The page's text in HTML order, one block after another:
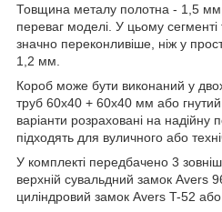
Товщина металу полотна - 1,5
переваг моделі. У цьому сегменті
значно переконливіше, ніж у
1,2 мм.
Короб може бути виконаний у
труб 60x40 + 60x40 мм або
варіанти розраховані на надійну
підходять для вуличного або
У комплекті передбачено 3
верхній сувальдний замок Avers
циліндровий замок Avers T-52 або